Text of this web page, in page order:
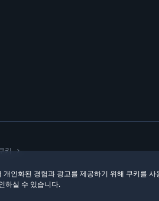
인화된 경험과 광고를 제공하기 위해 쿠키를
하실 수 있습니다.
키